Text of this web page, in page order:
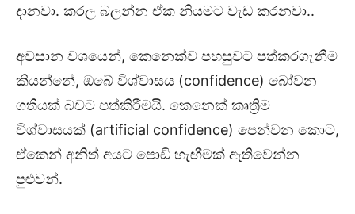
දානවා. කරල බලන්න ඒක නියමට වැඩ කරනවා..
අවසාන වශයෙන්, කෙනෙක්ව පහසුවට පත්කරගැනීම
කියන්නේ, ඔබේ විශ්වාසය (confidence) බෝවන
ගතියක් බවට පත්කිරීමයි. කෙනෙක් කෘත්‍රිම
විශ්වාසයක් (artificial confidence) පෙන්වන කොට,
ඒකෙන් අනිත් අයට පොඩි හැඟීමක් ඇතිවෙන්න
පුළුවන්.